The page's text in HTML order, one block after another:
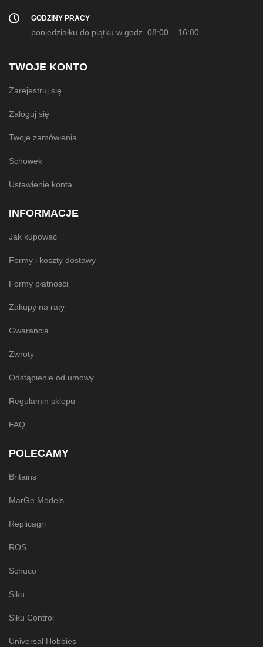
GODZINY PRACY
poniedziałku do piątku w godz. 08:00 – 16:00
TWOJE KONTO
Zarejestruj się
Zaloguj się
Twoje zamówienia
Schowek
Ustawienie konta
INFORMACJE
Jak kupować
Formy i koszty dostawy
Formy płatności
Zakupy na raty
Gwarancja
Zwroty
Odstąpienie od umowy
Regulamin sklepu
FAQ
POLECAMY
Britains
MarGe Models
Replicagri
ROS
Schuco
Siku
Siku Control
Universal Hobbies